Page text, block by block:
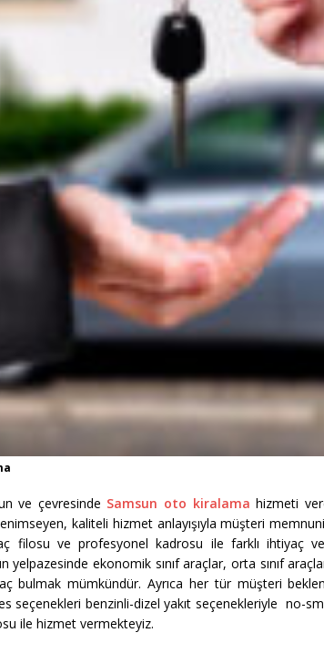
ve çevresinde Samsun oto kiralama hizmeti
kaliteli hizmet anlayışıyla müşteri
filosu ve profesyonel kadrosu ile farklı ihtiyaç
yelpazesinde ekonomik sınıf araçlar, orta sınıf
bulmak mümkündür. Ayrıca her tür müşteri
seçenekleri benzinli-dizel yakıt seçenekleriyle no-
ile hizmet vermekteyiz.